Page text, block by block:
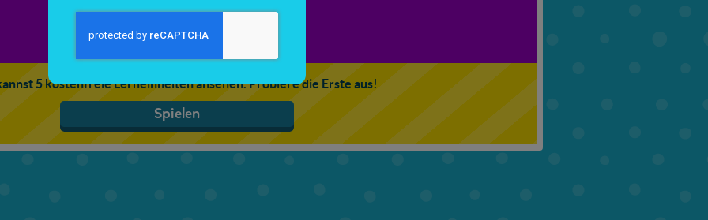
5 kostenfreie Lerneinheiten ansehen. Probiere die Erste aus!
Spielen